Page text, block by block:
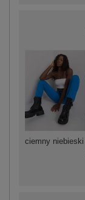
ciemny niebieski